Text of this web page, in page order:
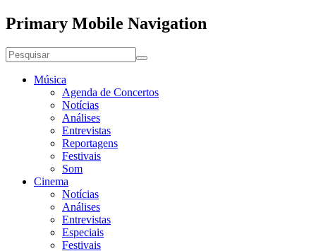
Primary Mobile Navigation
Música
Agenda de Concertos
Notícias
Análises
Entrevistas
Reportagens
Festivais
Som
Cinema
Notícias
Análises
Entrevistas
Especiais
Festivais